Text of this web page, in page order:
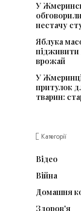
У
нестачу
Яблука
підживити
врожай
У
притулок
тварин:
Категорії
Відео
Війна
Домашня
Здоров'я